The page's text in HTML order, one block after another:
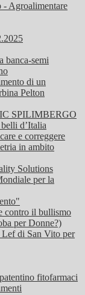
Agroalimentare
banca-semi
di un
Pelton
SPILIMBERGO
d’Italia
e correggere
in ambito
Solutions
per la
contro il bullismo
per Donne?)
di San Vito per
fitofarmaci